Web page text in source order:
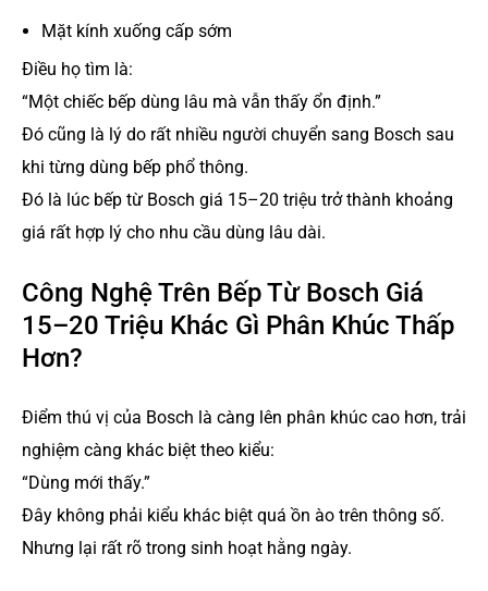
Mặt kính xuống cấp sớm
Điều họ tìm là:
“Một chiếc bếp dùng lâu mà vẫn thấy ổn định.”
Đó cũng là lý do rất nhiều người chuyển sang Bosch sau
khi từng dùng bếp phổ thông.
Đó là lúc bếp từ Bosch giá 15–20 triệu trở thành khoảng
giá rất hợp lý cho nhu cầu dùng lâu dài.
Công Nghệ Trên Bếp Từ Bosch Giá
15–20 Triệu Khác Gì Phân Khúc Thấp
Hơn?
Điểm thú vị của Bosch là càng lên phân khúc cao hơn, trải
nghiệm càng khác biệt theo kiểu:
“Dùng mới thấy.”
Đây không phải kiểu khác biệt quá ồn ào trên thông số.
Nhưng lại rất rõ trong sinh hoạt hằng ngày.